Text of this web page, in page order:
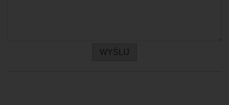
WYŚLIJ